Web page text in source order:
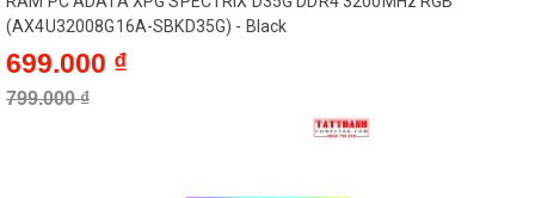
(AX4U32008G16A-SBKD35G) - Black
699.000 ₫
799.000 ₫